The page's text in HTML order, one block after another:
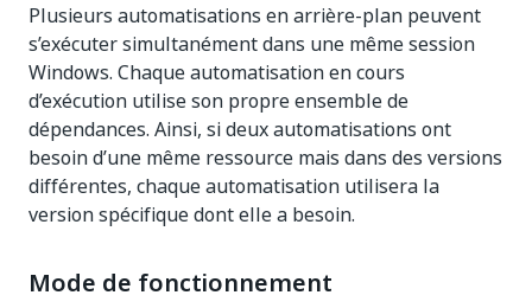
Plusieurs automatisations en arrière-plan peuvent
s’exécuter simultanément dans une même session
Windows. Chaque automatisation en cours
d’exécution utilise son propre ensemble de
dépendances. Ainsi, si deux automatisations ont
besoin d’une même ressource mais dans des versions
différentes, chaque automatisation utilisera la
version spécifique dont elle a besoin.
Mode de fonctionnement